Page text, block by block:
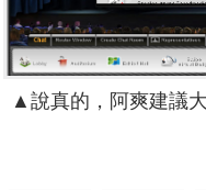
▲說真的，阿爽建議